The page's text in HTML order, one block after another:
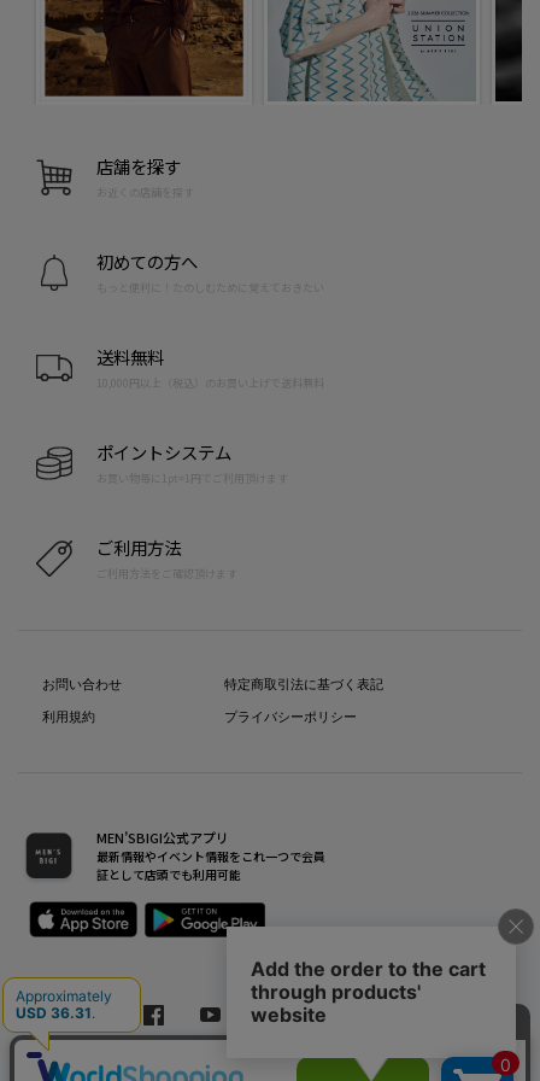
店舗を探す
お近くの店舗を探す
初めての方へ
もっと便利に！たのしむために覚えておきたい
送料無料
10,000円以上（税込）のお買い上げで送料無料
ポイントシステム
お買い物毎に1pt=1円でご利用頂けます
ご利用方法
ご利用方法をご確認頂けます
お問い合わせ
利用規約
特定商取引法に基づく表記
プライバシーポリシー
MEN’SBIGI公式アプリ
最新情報やイベント情報をこれ一つで会員
証として店頭でも利用可能